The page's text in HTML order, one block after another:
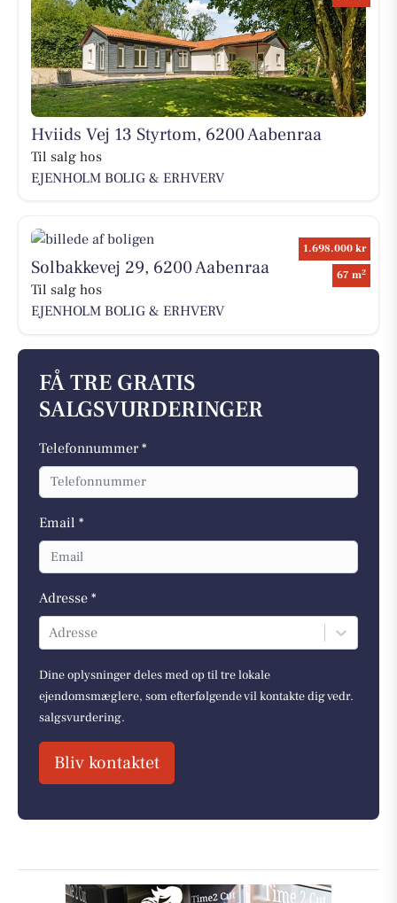
Hviids Vej 13 Styrtom, 6200 Aabenraa
Til salg hos
EJENHOLM BOLIG & ERHVERV
1.698.000 kr
67 m2
Solbakkevej 29, 6200 Aabenraa
Til salg hos
EJENHOLM BOLIG & ERHVERV
FÅ TRE GRATIS
SALGSVURDERINGER
Telefonnummer *
Email *
Adresse *
Adresse
Dine oplysninger deles med op til tre lokale
ejendomsmæglere, som efterfølgende vil kontakte dig vedr.
salgsvurdering.
Bliv kontaktet